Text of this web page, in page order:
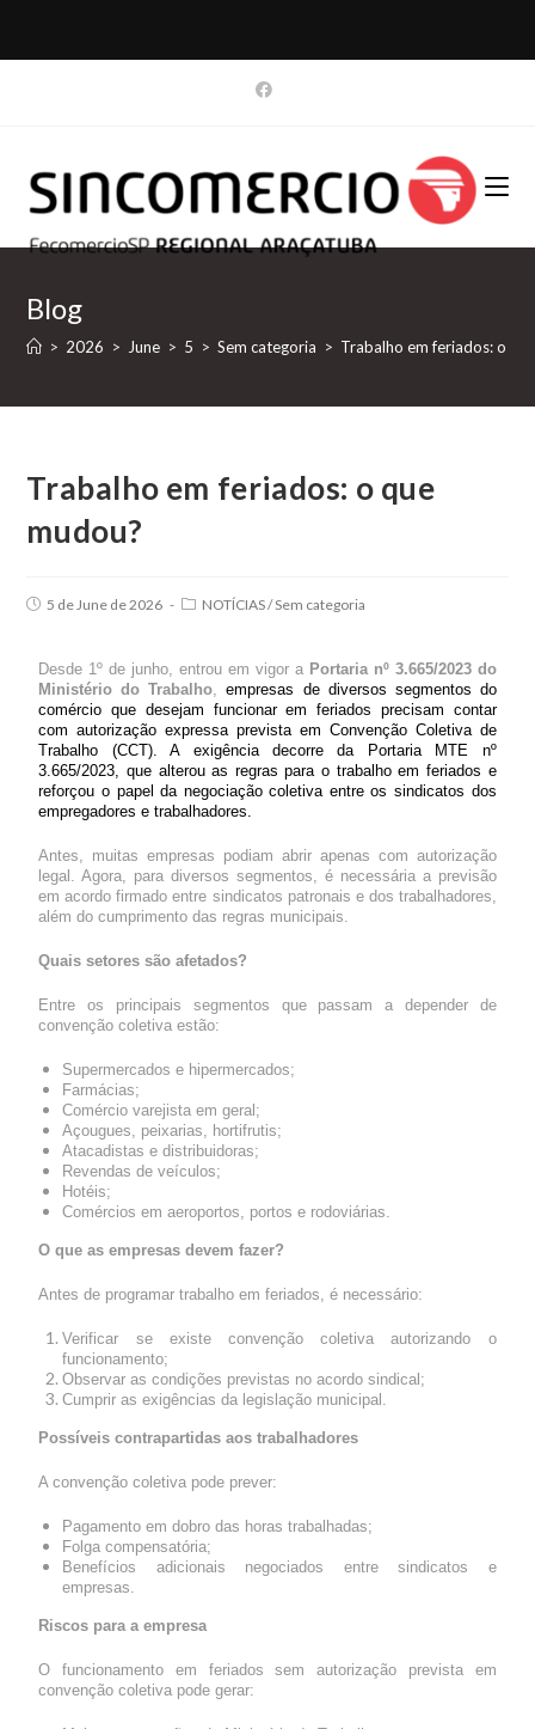
Blog
> 2026 > June > 5 > Sem categoria > Trabalho em feriados: o
Trabalho em feriados: o que
mudou?
5 de June de 2026 NOTÍCIAS/Sem categoria
Desde 1º de junho, entrou em vigor a Portaria nº 3.665/2023 do
Ministério do Trabalho, empresas de diversos segmentos do
comércio que desejam funcionar em feriados precisam contar
com autorização expressa prevista em Convenção Coletiva de
Trabalho (CCT). A exigência decorre da Portaria MTE nº
3.665/2023, que alterou as regras para o trabalho em feriados e
reforçou o papel da negociação coletiva entre os sindicatos dos
empregadores e trabalhadores.
Antes, muitas empresas podiam abrir apenas com autorização
legal. Agora, para diversos segmentos, é necessária a previsão
em acordo firmado entre sindicatos patronais e dos trabalhadores,
além do cumprimento das regras municipais.
Quais setores são afetados?
Entre os principais segmentos que passam a depender de
convenção coletiva estão:
Supermercados e hipermercados;
Farmácias;
Comércio varejista em geral;
Açougues, peixarias, hortifrutis;
Atacadistas e distribuidoras;
Revendas de veículos;
Hotéis;
Comércios em aeroportos, portos e rodoviárias.
O que as empresas devem fazer?
Antes de programar trabalho em feriados, é necessário:
Verificar se existe convenção coletiva autorizando o
funcionamento;
Observar as condições previstas no acordo sindical;
Cumprir as exigências da legislação municipal.
Possíveis contrapartidas aos trabalhadores
A convenção coletiva pode prever:
Pagamento em dobro das horas trabalhadas;
Folga compensatória;
Benefícios adicionais negociados entre sindicatos e
empresas.
Riscos para a empresa
O funcionamento em feriados sem autorização prevista em
convenção coletiva pode gerar: